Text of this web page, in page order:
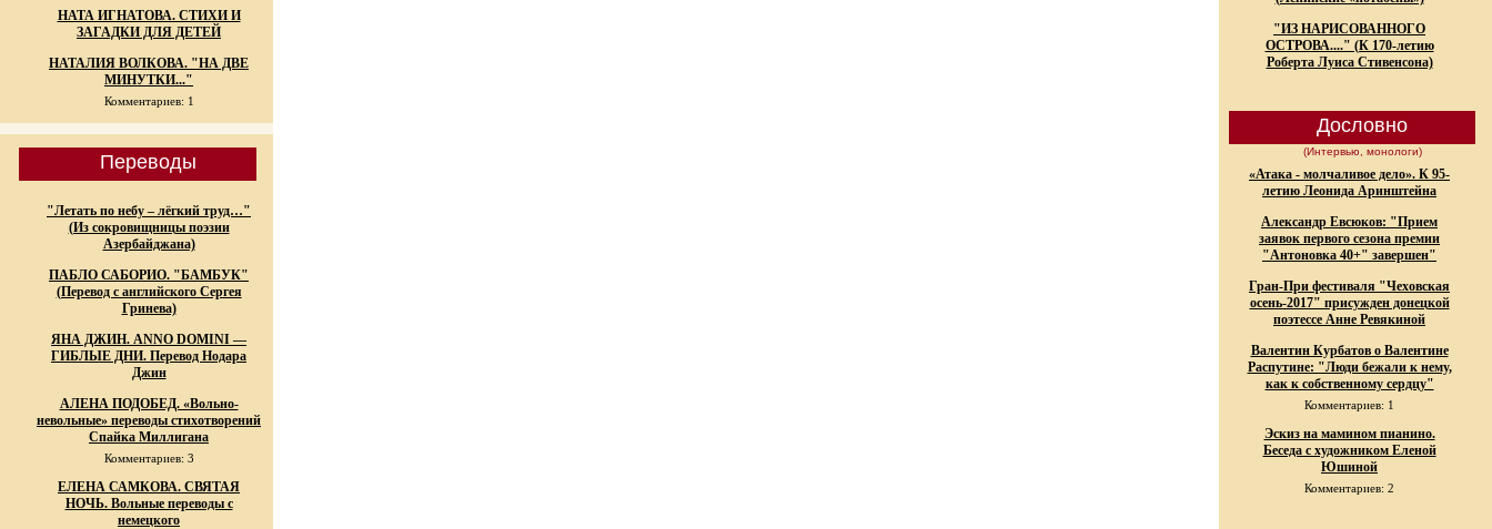
НАТА ИГНАТОВА. СТИХИ И
ЗАГАДКИ ДЛЯ ДЕТЕЙ
НАТАЛИЯ ВОЛКОВА. "НА ДВЕ
МИНУТКИ..."
Комментариев: 1
Переводы
"Летать по небу – лёгкий труд…"
(Из сокровищницы поэзии
Азербайджана)
ПАБЛО САБОРИО. "БАМБУК"
(Перевод с английского Сергея
Гринева)
ЯНА ДЖИН. ANNO DOMINI —
ГИБЛЫЕ ДНИ. Перевод Нодара
Джин
АЛЕНА ПОДОБЕД. «Вольно-
невольные» переводы стихотворений
Спайка Миллигана
Комментариев: 3
ЕЛЕНА САМКОВА. СВЯТАЯ
НОЧЬ. Вольные переводы с
немецкого
"ИЗ НАРИСОВАННОГО
ОСТРОВА...." (К 170-летию
Роберта Луиса Стивенсона)
Дословно
(Интервью, монологи)
«Атака - молчаливое дело». К 95-
летию Леонида Аринштейна
Александр Евсюков: "Прием
заявок первого сезона премии
"Антоновка 40+" завершен"
Гран-При фестиваля "Чеховская
осень-2017" присужден донецкой
поэтессе Анне Ревякиной
Валентин Курбатов о Валентине
Распутине: "Люди бежали к нему,
как к собственному сердцу"
Комментариев: 1
Эскиз на мамином пианино.
Беседа с художником Еленой
Юшиной
Комментариев: 2